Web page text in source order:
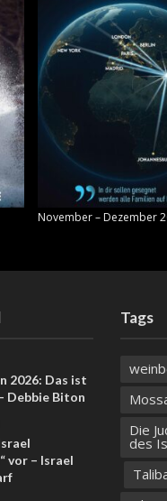
November – Dezember
2026: Das ist
Debbie Biton
vor – Israel
Tags
Die
des